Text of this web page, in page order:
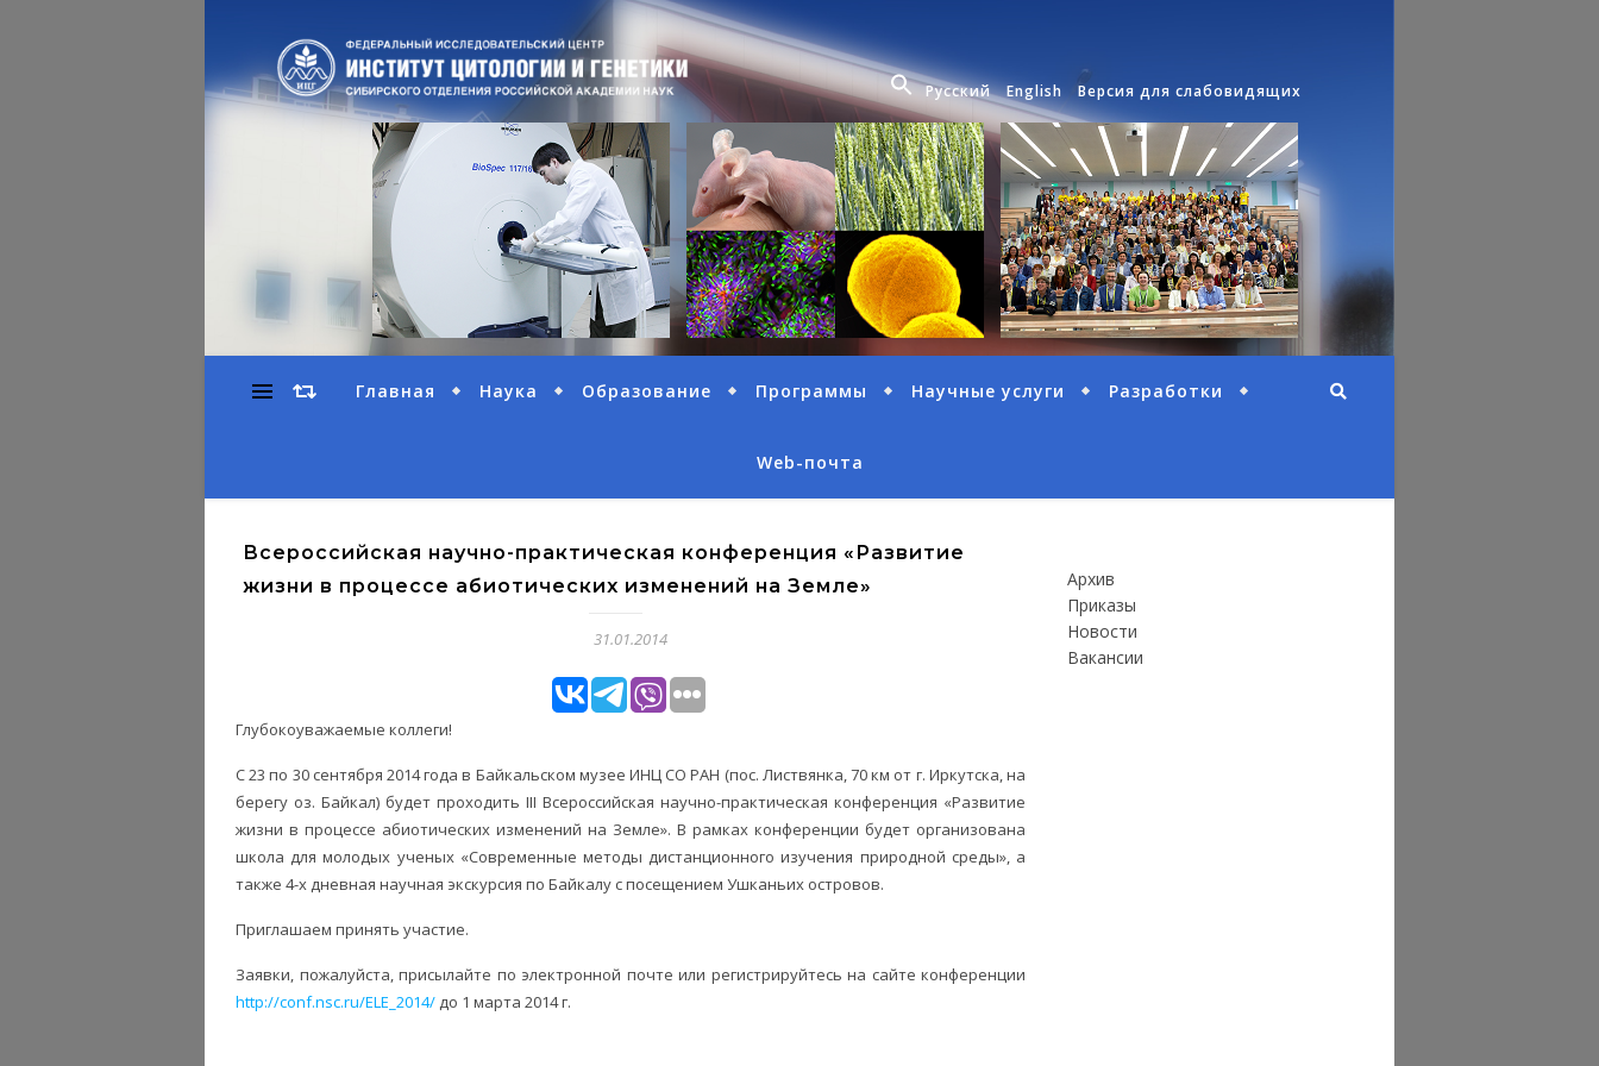
Русский English Версия для слабовидящих
Главная Наука Образование Программы Научные услуги Разработки
Web-почта
Всероссийская научно-практическая конференция «Развитие
жизни в процессе абиотических изменений на Земле»
31.01.2014
Глубокоуважаемые коллеги!
С 23 по 30 сентября 2014 года в Байкальском музее ИНЦ СО РАН (пос. Листвянка, 70 км от г. Иркутска, на
берегу оз. Байкал) будет проходить III Всероссийская научно-практическая конференция «Развитие
жизни в процессе абиотических изменений на Земле». В рамках конференции будет организована
школа для молодых ученых «Современные методы дистанционного изучения природной среды», а
также 4-х дневная научная экскурсия по Байкалу с посещением Ушканьих островов.
Приглашаем принять участие.
Заявки, пожалуйста, присылайте по электронной почте или регистрируйтесь на сайте конференции
http://conf.nsc.ru/ELE_2014/ до 1 марта 2014 г.
Архив
Приказы
Новости
Вакансии